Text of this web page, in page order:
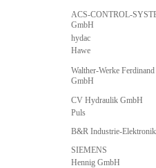
ACS-CONTROL-
GmbH
hydac
Hawe
Walther-Werke
GmbH
CV Hydraulik GmbH
Puls
B&R Industrie-
SIEMENS
Hennig GmbH